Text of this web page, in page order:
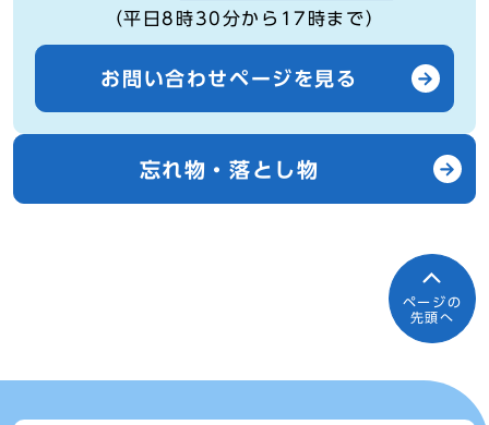
（平日8時30分から17時まで）
お問い合わせページを見る
忘れ物・落とし物
ページの
先頭へ